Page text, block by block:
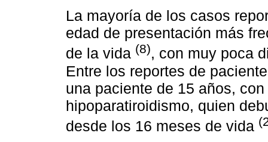
La mayoría de los casos
edad de presentación más
de la vida (8), con muy poca
Entre los reportes de
una paciente de 15 años,
hipoparatiroidismo, quien
desde los 16 meses de vida